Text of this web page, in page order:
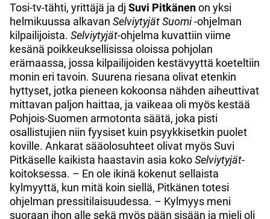
Tosi-tv-tähti, yrittäjä ja dj Suvi Pitkänenon yksi
helmikuussa alkavan Selviytyjät Suomi-ohjelman
kilpailijoista. Selviytyjät-ohjelma kuvattiin viime
kesänä poikkeuksellisissa oloissa pohjolan
erämaassa, jossa kilpailijoiden kestävyyttä koeteltiin
monin eri tavoin. Suurena riesana olivat etenkin
hyttyset, jotka pieneen kokoonsa nähden aiheuttivat
mittavan paljon haittaa, ja vaikeaa oli myös kestää
Pohjois-Suomen armotonta säätä, joka pisti
osallistujien niin fyysiset kuin psyykkisetkin puolet
koville. Ankarat sääolosuhteet olivat myös Suvi
Pitkäselle kaikista haastavin asia kokoSelviytyjät-
koitoksessa. – En ole ikinä kokenut sellaista
kylmyyttä, kun mitä koin siellä, Pitkänen totesi
ohjelman pressitilaisuudessa. – Kylmyys meni
suoraan ihon alle sekä myös pään sisään ja mieli oli